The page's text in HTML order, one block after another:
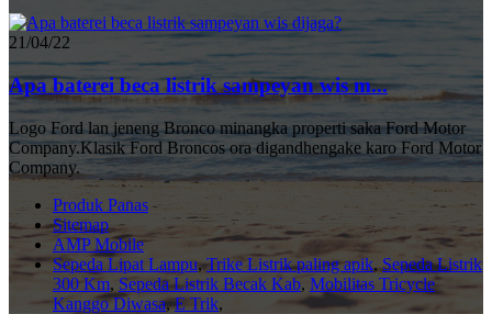
21/04/22
Apa baterei beca listrik sampeyan wis m...
Logo Ford lan jeneng Bronco minangka properti saka Ford Motor
Company.Klasik Ford Broncos ora digandhengake karo Ford Motor
Company.
Produk Panas
Sitemap
AMP Mobile
Sepeda Lipat Lampu,Trike Listrik paling apik, Sepeda Listrik
300 Km, Sepeda Listrik Becak Kab, Mobilitas Tricycle
Kanggo Diwasa,E Trik,